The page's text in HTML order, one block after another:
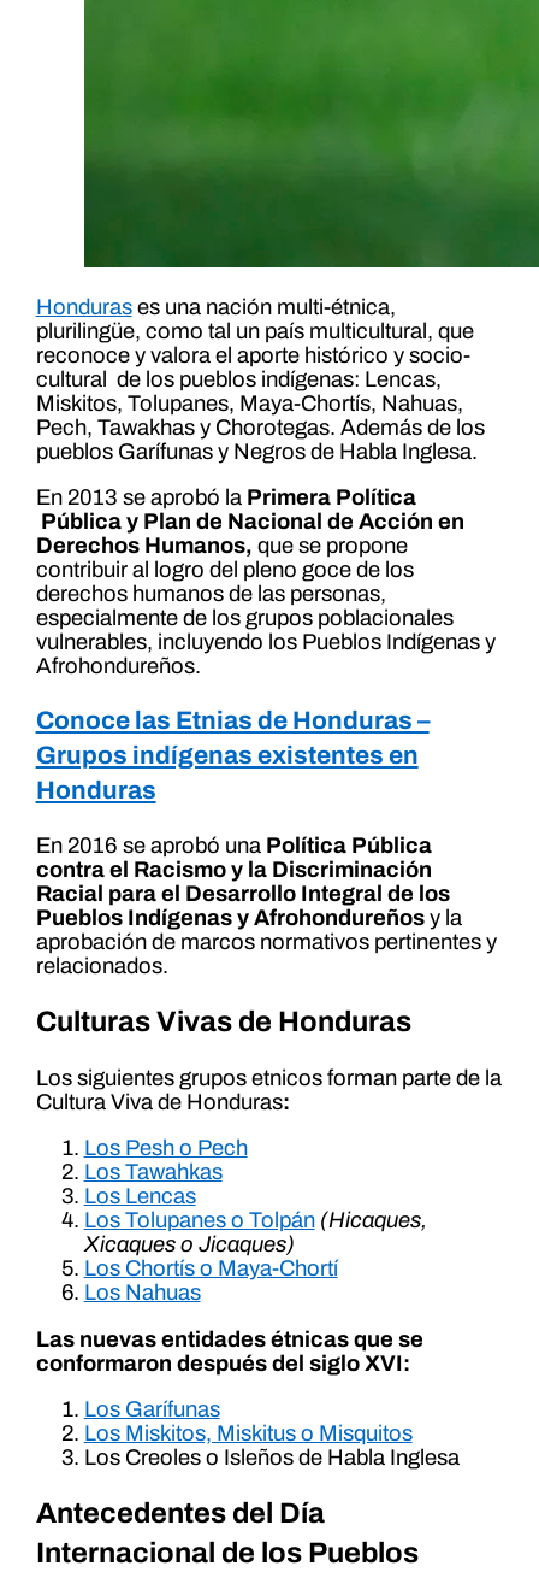
Hondurases una nación multi-étnica,
plurilingüe, como tal un país multicultural, que
reconoce y valora el aporte histórico y socio-
cultural de los pueblos indígenas: Lencas,
Miskitos, Tolupanes, Maya-Chortís, Nahuas,
Pech, Tawakhas y Chorotegas. Además de los
pueblos Garífunas y Negros de Habla Inglesa.
En 2013 se aprobó la Primera Política
Pública y Plan de Nacional de Acción en
Derechos Humanos, que se propone
contribuir al logro del pleno goce de los
derechos humanos de las personas,
especialmente de los grupos poblacionales
vulnerables, incluyendo los Pueblos Indígenas y
Afrohondureños.
Conoce las Etnias de Honduras –
Grupos indígenas existentes en
Honduras
En 2016 se aprobó una Política Pública
contra el Racismo y la Discriminación
Racial para el Desarrollo Integral de los
Pueblos Indígenas y Afrohondureñosy la
aprobación de marcos normativos pertinentes y
relacionados.
Culturas Vivas de Honduras
Los siguientes grupos etnicos forman parte de la
Cultura Viva de Honduras:
Los Pesh o Pech
Los Tawahkas
Los Lencas
Los Tolupanes o Tolpán (Hicaques,
Xicaques o Jicaques)
Los Chortís o Maya-Chortí
Los Nahuas
Las nuevas entidades étnicas que se
conformaron después del siglo XVI:
Los Garífunas
Los Miskitos, Miskitus o Misquitos
Los Creoles o Isleños de Habla Inglesa
Antecedentes del Día
Internacional de los Pueblos